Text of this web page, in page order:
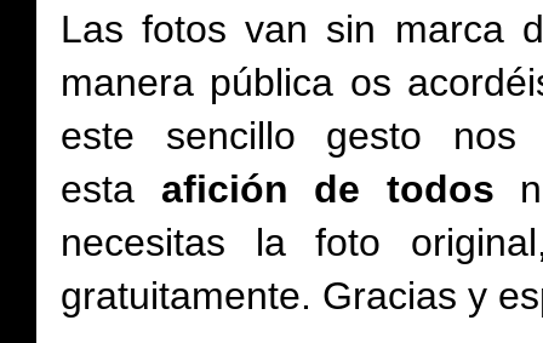
Las fotos van sin marca
manera pública os
este sencillo gesto
esta afición de todos
necesitas la foto
gratuitamente. Gracias y